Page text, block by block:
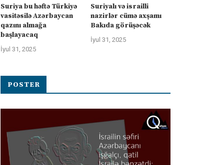
Suriya bu həftə Türkiyə
vasitəsilə Azərbaycan
qazını almağa
başlayacaq
İyul 31, 2025
Suriyalı və israilli
nazirlər cümə axşamı
Bakıda görüşəcək
İyul 31, 2025
POSTER